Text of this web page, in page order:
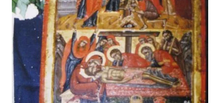
Зброя Інциденти
Здоров'я Туризм
Цікавинки Погода
Екологія Регіони
Лонгріди